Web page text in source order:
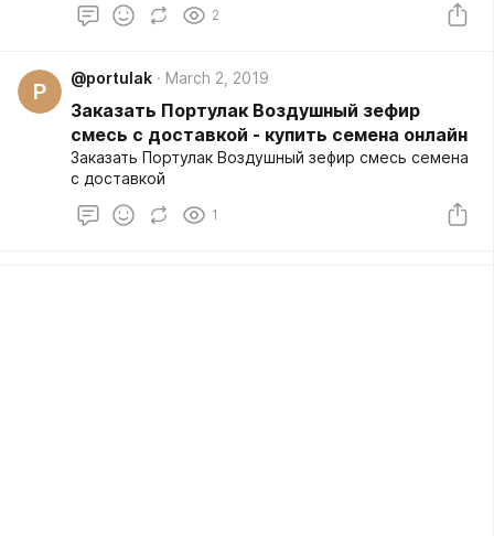
2
P
@portulak March 2, 2019
Заказать Портулак Воздушный зефир
смесь с доставкой - купить семена онлайн
Заказать Портулак Воздушный зефир смесь семена
с доставкой
1